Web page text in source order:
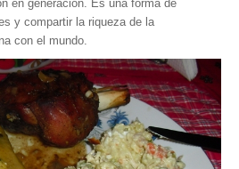
en generación. Es una forma de
y compartir la riqueza de la
con el mundo.